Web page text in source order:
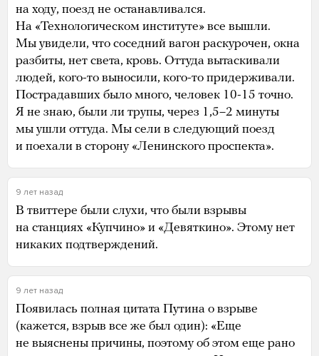
на ходу, поезд не останавливался.
На «Технологическом институте» все вышли.
Мы увидели, что соседний вагон раскурочен, окна
разбиты, нет света, кровь. Оттуда вытаскивали
людей, кого-то выносили, кого-то придерживали.
Пострадавших было много, человек 10-15 точно.
Я не знаю, были ли трупы, через 1,5–2 минуты
мы ушли оттуда. Мы сели в следующий поезд
и поехали в сторону «Ленинского проспекта».
9 лет назад
В твиттере были слухи, что были взрывы
на станциях «Купчино» и «Девяткино». Этому нет
никаких подтверждений.
9 лет назад
Появилась полная цитата Путина о взрыве
(кажется, взрыв все же был один): «Еще
не выяснены причины, поэтому об этом еще рано